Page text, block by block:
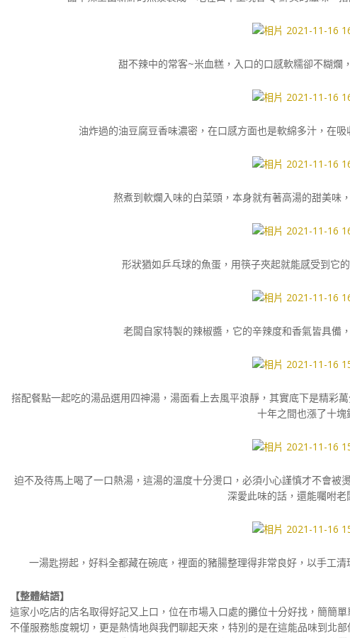
甜不辣中的常客~米血糕，入口的口感軟糯卻不糊爛
油炸過的油豆腐豆香味濃密，在口感方面也是軟綿多汁，在
熬煮到軟爛入味的白菜頭，本身就有著高湯的甜美味
形狀猶如乒乓球的魚蛋，用筷子夾起就能感受到它
老闆自家特製的辣椒醬，它的辛辣度和香氣皆具備
搭配餐點一起吃的湯品選用四神湯，湯面看上去風平浪靜，其實底下是精彩
十年之間也漲了十塊
迫不及待馬上喝了一口熱湯，這湯的溫度十分燙口，必須小心謹慎才不會
深愛此味的話，還能囑咐老
一湯匙撈起，好料全都藏在碗底，裡面的豬腸整理得非常良好，以手工
【整體結語】
這家小吃店的店名取得好記又上口，位在市場入口處的攤位十分好找，簡簡
不僅服務態度親切，更是熱情地與我們聊起天來，特別的是在這能品味到北